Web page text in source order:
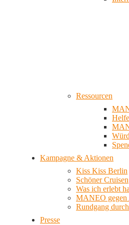
Ressourcen
Kampagne & Aktionen
Kiss Kiss Berlin
Schöner Cruisen
Was ich erlebt
MANEO gegen
Rundgang
Presse